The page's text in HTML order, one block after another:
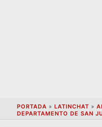
PORTADA » LATINCHAT »
DEPARTAMENTO DE SAN